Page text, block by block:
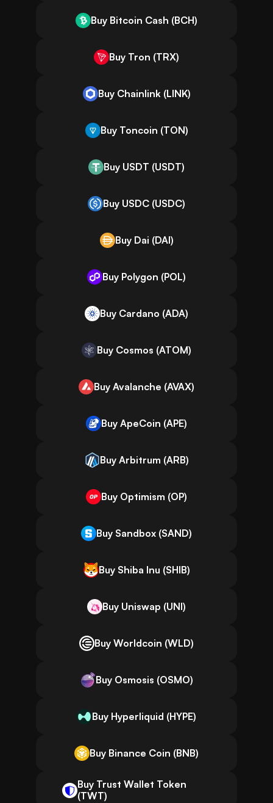
Buy Bitcoin Cash (BCH)
Buy Tron (TRX)
Buy Chainlink (LINK)
Buy Toncoin (TON)
Buy USDT (USDT)
Buy USDC (USDC)
Buy Dai (DAI)
Buy Polygon (POL)
Buy Cardano (ADA)
Buy Cosmos (ATOM)
Buy Avalanche (AVAX)
Buy ApeCoin (APE)
Buy Arbitrum (ARB)
Buy Optimism (OP)
Buy Sandbox (SAND)
Buy Shiba Inu (SHIB)
Buy Uniswap (UNI)
Buy Worldcoin (WLD)
Buy Osmosis (OSMO)
Buy Hyperliquid (HYPE)
Buy Binance Coin (BNB)
Buy Trust Wallet Token
(TWT)